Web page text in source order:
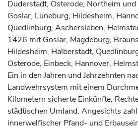
Duderstadt, Osterode, Northeim
Goslar, Lüneburg, Hildesheim,
Quedlinburg, Aschersleben,
1426 mit Goslar, Magdeburg,
Hildesheim, Halberstadt,
Osterode, Einbeck, Hannover,
Ein in den Jahren und Jahrzehnten
Landwehrsystem mit einem
Kilometern sicherte Einkünfte,
städtischen Umland. Angesichts
innerwelfischer Pfand- und